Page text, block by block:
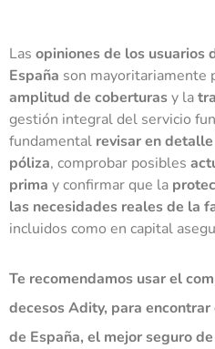
Las opiniones de los usuarios
España son mayoritariamente
amplitud de coberturasy la
gestión integral del servicio
fundamental revisar en
póliza, comprobar posibles
prima y confirmar que la
las necesidades reales de la
incluidos como en capital
Te recomendamos usar el
decesosAdity, para
de España, el mejor seguro